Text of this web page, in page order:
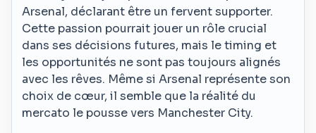
Arsenal, déclarant être un fervent supporter.
Cette passion pourrait jouer un rôle crucial
dans ses décisions futures, mais le timing et
les opportunités ne sont pas toujours alignés
avec les rêves. Même si Arsenal représente son
choix de cœur, il semble que la réalité du
mercato le pousse vers Manchester City.